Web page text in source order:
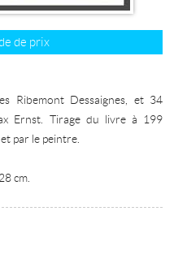
de prix
Ribemont Dessaignes, et 34
Ernst. Tirage du livre à 199
par le peintre.
cm.